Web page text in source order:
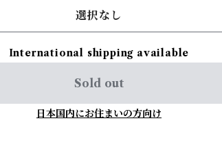
選択なし
International shipping available
Sold out
日本国内にお住まいの方向け